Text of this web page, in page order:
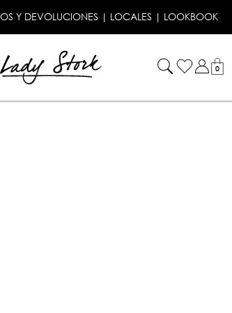
Y DEVOLUCIONES | LOCALES | LOOKBOOK
0